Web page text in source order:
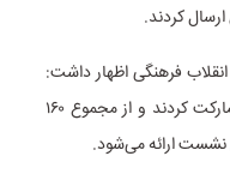
فرهنگی اظهار داشت:
۱۹ استان نیز در برگزاری این همایش مشارکت کردند و از مجموع ۱۶۰